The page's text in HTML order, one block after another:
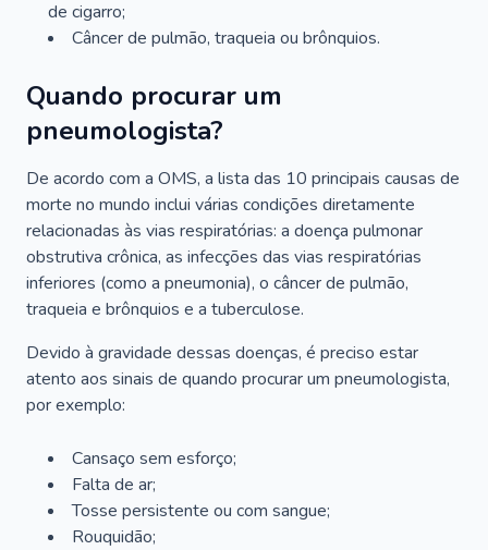
de cigarro;
Câncer de pulmão, traqueia ou brônquios.
Quando procurar um
pneumologista?
De acordo com a OMS, a lista das 10 principais causas de
morte no mundo inclui várias condições diretamente
relacionadas às vias respiratórias: a doença pulmonar
obstrutiva crônica, as infecções das vias respiratórias
inferiores (como a pneumonia), o câncer de pulmão,
traqueia e brônquios e a tuberculose.
Devido à gravidade dessas doenças, é preciso estar
atento aos sinais de quando procurar um pneumologista,
por exemplo:
Cansaço sem esforço;
Falta de ar;
Tosse persistente ou com sangue;
Rouquidão;